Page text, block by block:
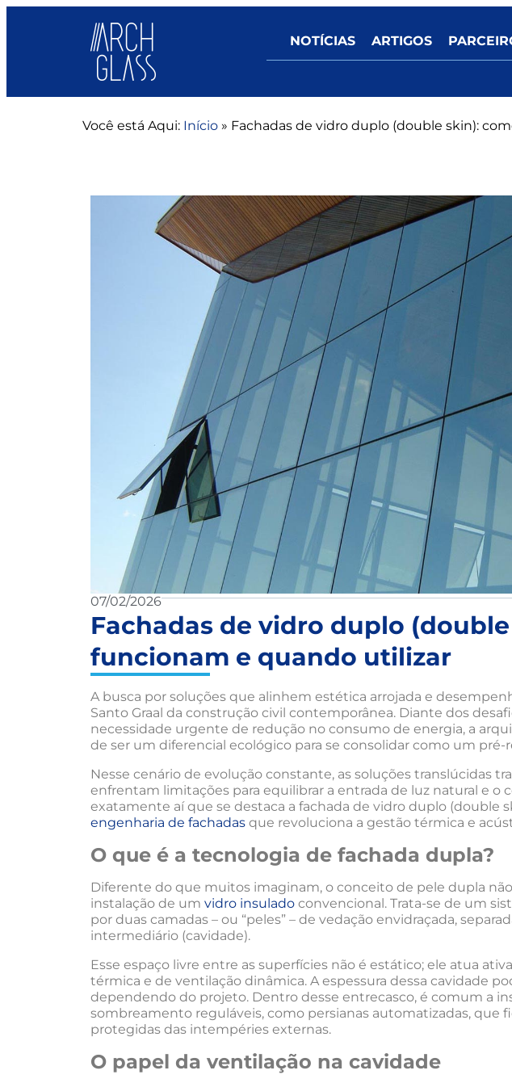
NOTÍCIAS ARTIGOS
Você está Aqui: Início » Fachadas de vidro duplo (double skin):
07/02/2026
Fachadas de vidro duplo
funcionam e quando utilizar
A busca por soluções que alinhem estética arrojada e
Santo Graal da construção civil contemporânea. Diante dos
necessidade urgente de redução no consumo de energia, a
de ser um diferencial ecológico para se consolidar como um
Nesse cenário de evolução constante, as soluções translúcidas
enfrentam limitações para equilibrar a entrada de luz natural e o
exatamente aí que se destaca a fachada de vidro duplo (double
engenharia de fachadas que revoluciona a gestão térmica e
O que é a tecnologia de fachada dupla?
Diferente do que muitos imaginam, o conceito de pele dupla
instalação de um vidro insulado convencional. Trata-se de um
por duas camadas – ou “peles” – de vedação envidraçada,
intermediário (cavidade).
Esse espaço livre entre as superfícies não é estático; ele atua
térmica e de ventilação dinâmica. A espessura dessa cavidade
dependendo do projeto. Dentro desse entrecasco, é comum a
sombreamento reguláveis, como persianas automatizadas, que
protegidas das intempéries externas.
O papel da ventilação na cavidade